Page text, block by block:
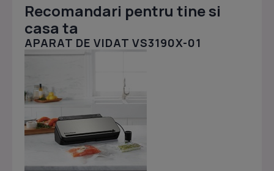
Recomandari pentru tine si
casa ta
APARAT DE VIDAT VS3190X-01